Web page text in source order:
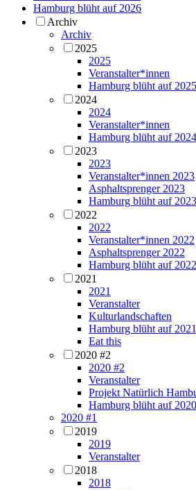
Hamburg blüht auf 2026
Archiv
Archiv
2025
2025
Veranstalter*innen
Hamburg blüht auf 2025
2024
2024
Veranstalter*innen
Hamburg blüht auf 2024
2023
2023
Veranstalter*innen 2023
Asphaltsprenger 2023
Hamburg blüht auf 2023
2022
2022
Veranstalter*innen 2022
Asphaltsprenger 2022
Hamburg blüht auf 2022
2021
2021
Veranstalter
Kulturlandschaften
Hamburg blüht auf 2021
Eat this
2020 #2
2020 #2
Veranstalter
Projekt Natürlich
Hamburg blüht auf 2020
2020 #1
2019
2019
Veranstalter
2018
2018